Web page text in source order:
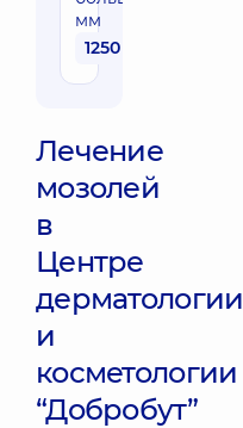
мм
1250 грн
Лечение
мозолей
в
Центре
дерматологии
и
косметологии
“Добробут”